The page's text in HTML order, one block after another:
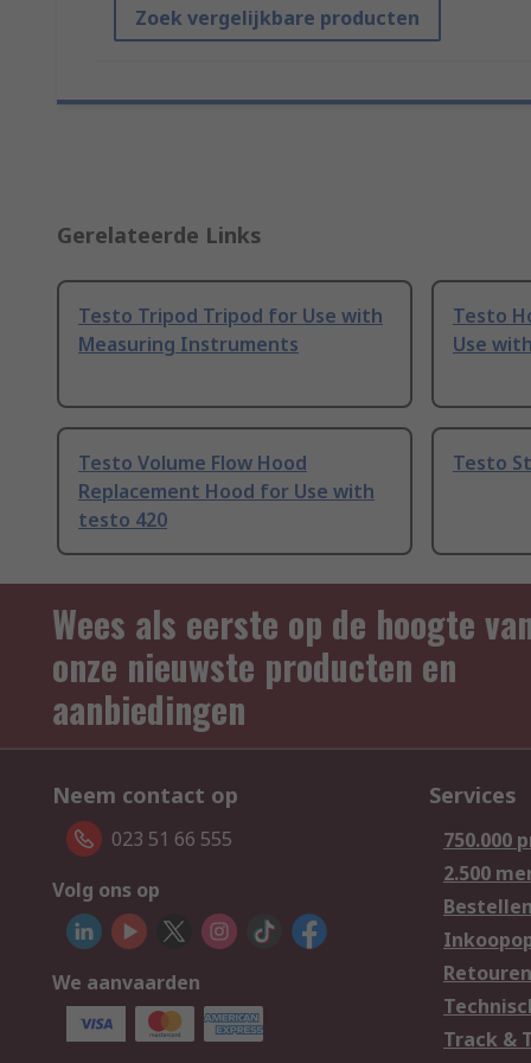
Zoek vergelijkbare producten
Gerelateerde Links
Testo Tripod Tripod for Use with
Measuring Instruments
Testo
Use
Testo Volume Flow Hood
Replacement Hood for Use with
testo 420
Testo
Wees als eerste op de hoogte
onze nieuwste producten en
aanbiedingen
Neem contact op
023 51 66 555
Volg ons op
We aanvaarden
Services
750.000
2.500
Bestellen
Retouren
Track &